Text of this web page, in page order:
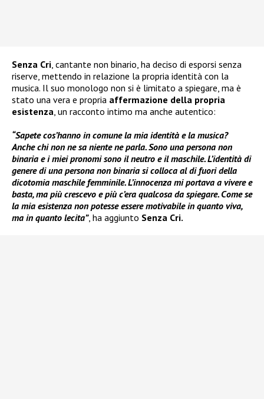
Senza Cri, cantante non binario, ha deciso di esporsi senza
riserve, mettendo in relazione la propria identità con la
musica. Il suo monologo non si è limitato a spiegare, ma è
stato una vera e propria affermazione della propria
esistenza, un racconto intimo ma anche autentico:
“Sapete cos’hanno in comune la mia identità e la musica?
Anche chi non ne sa niente ne parla. Sono una persona non
binaria e i miei pronomi sono il neutro e il maschile. L’identità di
genere di una persona non binaria si colloca al di fuori della
dicotomia maschile femminile. L’innocenza mi portava a vivere e
basta, ma più crescevo e più c’era qualcosa da spiegare. Come se
la mia esistenza non potesse essere motivabile in quanto viva,
ma in quanto lecita”, ha aggiunto Senza Cri.